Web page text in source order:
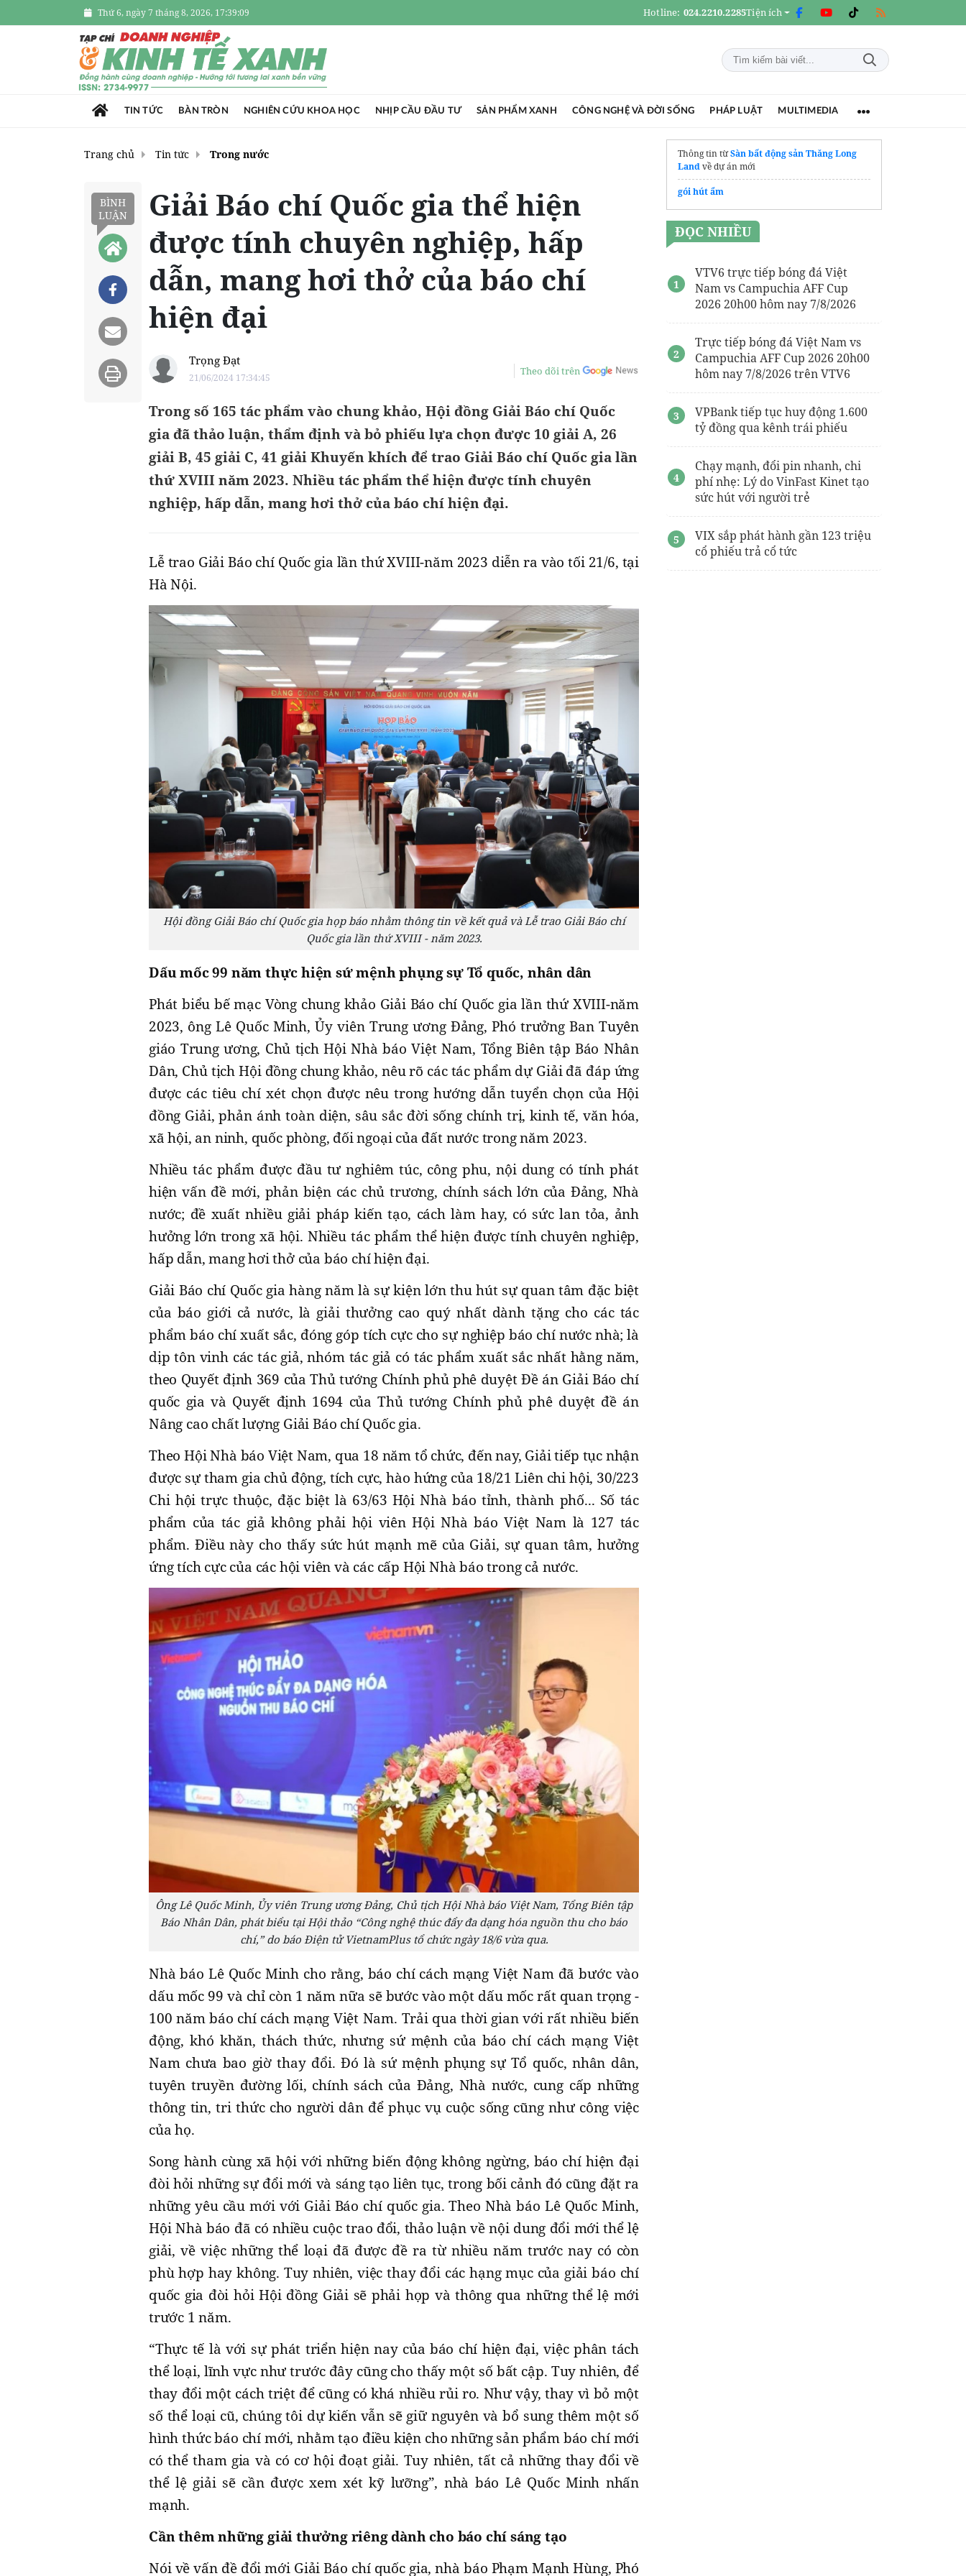
Thứ 6, ngày 7 tháng 8, 2026, 17:39:10 Hotline: 024.2210.2285Tiện ích
TIN TỨC BÀN TRÒN NGHIÊN CỨU KHOA HỌC NHỊP CẦU ĐẦU TƯ SẢN PHẨM XANH CÔNG NGHỆ VÀ ĐỜI SỐNG PHÁP LUẬT MULTIMEDIA
Trang chủ Tin tức Trong nước
BÌNH
LUẬN
Giải Báo chí Quốc gia thể hiện
được tính chuyên nghiệp, hấp
dẫn, mang hơi thở của báo chí
hiện đại
Trọng Đạt
21/06/2024 17:34:45
Theo dõi trên
Trong số 165 tác phẩm vào chung khảo, Hội đồng Giải Báo chí Quốc
gia đã thảo luận, thẩm định và bỏ phiếu lựa chọn được 10 giải A, 26
giải B, 45 giải C, 41 giải Khuyến khích để trao Giải Báo chí Quốc gia lần
thứ XVIII năm 2023. Nhiều tác phẩm thể hiện được tính chuyên
nghiệp, hấp dẫn, mang hơi thở của báo chí hiện đại.
Lễ trao Giải Báo chí Quốc gia lần thứ XVIII-năm 2023 diễn ra vào tối 21/6, tại
Hà Nội.
Hội đồng Giải Báo chí Quốc gia họp báo nhằm thông tin về kết quả và Lễ trao Giải Báo chí
Quốc gia lần thứ XVIII - năm 2023.
Dấu mốc 99 năm thực hiện sứ mệnh phụng sự Tổ quốc, nhân dân
Phát biểu bế mạc Vòng chung khảo Giải Báo chí Quốc gia lần thứ XVIII-năm
2023, ông Lê Quốc Minh, Ủy viên Trung ương Đảng, Phó trưởng Ban Tuyên
giáo Trung ương, Chủ tịch Hội Nhà báo Việt Nam, Tổng Biên tập Báo Nhân
Dân, Chủ tịch Hội đồng chung khảo, nêu rõ các tác phẩm dự Giải đã đáp ứng
được các tiêu chí xét chọn được nêu trong hướng dẫn tuyển chọn của Hội
đồng Giải, phản ánh toàn diện, sâu sắc đời sống chính trị, kinh tế, văn hóa,
xã hội, an ninh, quốc phòng, đối ngoại của đất nước trong năm 2023.
Nhiều tác phẩm được đầu tư nghiêm túc, công phu, nội dung có tính phát
hiện vấn đề mới, phản biện các chủ trương, chính sách lớn của Đảng, Nhà
nước; đề xuất nhiều giải pháp kiến tạo, cách làm hay, có sức lan tỏa, ảnh
hưởng lớn trong xã hội. Nhiều tác phẩm thể hiện được tính chuyên nghiệp,
hấp dẫn, mang hơi thở của báo chí hiện đại.
Giải Báo chí Quốc gia hàng năm là sự kiện lớn thu hút sự quan tâm đặc biệt
của báo giới cả nước, là giải thưởng cao quý nhất dành tặng cho các tác
phẩm báo chí xuất sắc, đóng góp tích cực cho sự nghiệp báo chí nước nhà; là
dịp tôn vinh các tác giả, nhóm tác giả có tác phẩm xuất sắc nhất hằng năm,
theo Quyết định 369 của Thủ tướng Chính phủ phê duyệt Đề án Giải Báo chí
quốc gia và Quyết định 1694 của Thủ tướng Chính phủ phê duyệt đề án
Nâng cao chất lượng Giải Báo chí Quốc gia.
Theo Hội Nhà báo Việt Nam, qua 18 năm tổ chức, đến nay, Giải tiếp tục nhận
được sự tham gia chủ động, tích cực, hào hứng của 18/21 Liên chi hội, 30/223
Chi hội trực thuộc, đặc biệt là 63/63 Hội Nhà báo tỉnh, thành phố... Số tác
phẩm của tác giả không phải hội viên Hội Nhà báo Việt Nam là 127 tác
phẩm. Điều này cho thấy sức hút mạnh mẽ của Giải, sự quan tâm, hưởng
ứng tích cực của các hội viên và các cấp Hội Nhà báo trong cả nước.
Ông Lê Quốc Minh, Ủy viên Trung ương Đảng, Chủ tịch Hội Nhà báo Việt Nam, Tổng Biên tập
Báo Nhân Dân, phát biểu tại Hội thảo “Công nghệ thúc đẩy đa dạng hóa nguồn thu cho báo
chí,” do báo Điện tử VietnamPlus tổ chức ngày 18/6 vừa qua.
Nhà báo Lê Quốc Minh cho rằng, báo chí cách mạng Việt Nam đã bước vào
dấu mốc 99 và chỉ còn 1 năm nữa sẽ bước vào một dấu mốc rất quan trọng -
100 năm báo chí cách mạng Việt Nam. Trải qua thời gian với rất nhiều biến
động, khó khăn, thách thức, nhưng sứ mệnh của báo chí cách mạng Việt
Nam chưa bao giờ thay đổi. Đó là sứ mệnh phụng sự Tổ quốc, nhân dân,
tuyên truyền đường lối, chính sách của Đảng, Nhà nước, cung cấp những
thông tin, tri thức cho người dân để phục vụ cuộc sống cũng như công việc
của họ.
Song hành cùng xã hội với những biến động không ngừng, báo chí hiện đại
đòi hỏi những sự đổi mới và sáng tạo liên tục, trong bối cảnh đó cũng đặt ra
những yêu cầu mới với Giải Báo chí quốc gia. Theo Nhà báo Lê Quốc Minh,
Hội Nhà báo đã có nhiều cuộc trao đổi, thảo luận về nội dung đổi mới thể lệ
giải, về việc những thể loại đã được đề ra từ nhiều năm trước nay có còn
phù hợp hay không. Tuy nhiên, việc thay đổi các hạng mục của giải báo chí
quốc gia đòi hỏi Hội đồng Giải sẽ phải họp và thông qua những thể lệ mới
trước 1 năm.
“Thực tế là với sự phát triển hiện nay của báo chí hiện đại, việc phân tách
thể loại, lĩnh vực như trước đây cũng cho thấy một số bất cập. Tuy nhiên, để
thay đổi một cách triệt để cũng có khá nhiều rủi ro. Như vậy, thay vì bỏ một
số thể loại cũ, chúng tôi dự kiến vẫn sẽ giữ nguyên và bổ sung thêm một số
hình thức báo chí mới, nhằm tạo điều kiện cho những sản phẩm báo chí mới
có thể tham gia và có cơ hội đoạt giải. Tuy nhiên, tất cả những thay đổi về
thể lệ giải sẽ cần được xem xét kỹ lưỡng”, nhà báo Lê Quốc Minh nhấn
mạnh.
Cần thêm những giải thưởng riêng dành cho báo chí sáng tạo
Nói về vấn đề đổi mới Giải Báo chí quốc gia, nhà báo Phạm Mạnh Hùng, Phó
Thông tin từSàn bất động sản Thăng Long
Landvề dự án mới
gói hút ẩm
ĐỌC NHIỀU
VTV6 trực tiếp bóng đá Việt
Nam vs Campuchia AFF Cup
2026 20h00 hôm nay 7/8/2026
Trực tiếp bóng đá Việt Nam vs
Campuchia AFF Cup 2026 20h00
hôm nay 7/8/2026 trên VTV6
VPBank tiếp tục huy động 1.600
tỷ đồng qua kênh trái phiếu
Chạy mạnh, đổi pin nhanh, chi
phí nhẹ: Lý do VinFast Kinet tạo
sức hút với người trẻ
VIX sắp phát hành gần 123 triệu
cổ phiếu trả cổ tức